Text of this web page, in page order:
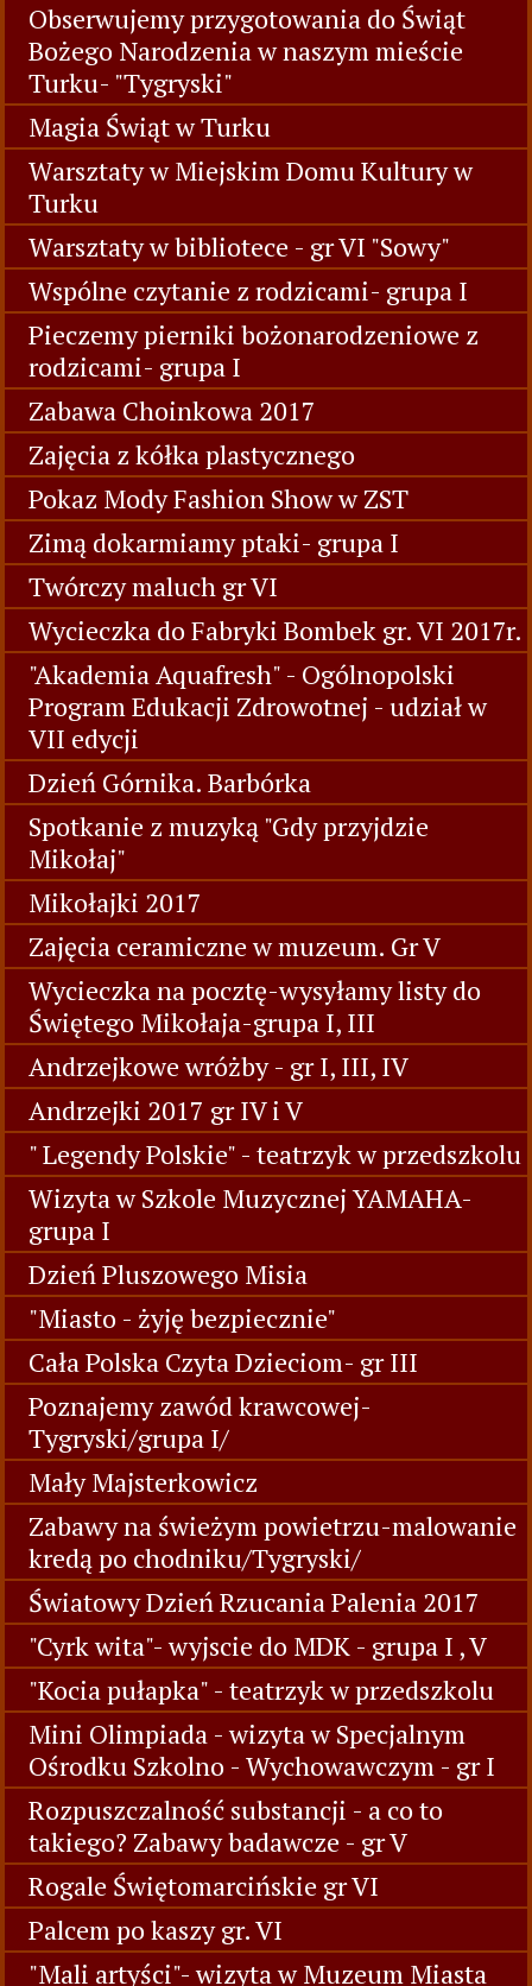
Obserwujemy przygotowania do Świąt
Bożego Narodzenia w naszym mieście
Turku- "Tygryski"
Magia Świąt w Turku
Warsztaty w Miejskim Domu Kultury w
Turku
Warsztaty w bibliotece - gr VI "Sowy"
Wspólne czytanie z rodzicami- grupa I
Pieczemy pierniki bożonarodzeniowe z
rodzicami- grupa I
Zabawa Choinkowa 2017
Zajęcia z kółka plastycznego
Pokaz Mody Fashion Show w ZST
Zimą dokarmiamy ptaki- grupa I
Twórczy maluch gr VI
Wycieczka do Fabryki Bombek gr. VI 2017r.
"Akademia Aquafresh" - Ogólnopolski
Program Edukacji Zdrowotnej - udział w
VII edycji
Dzień Górnika. Barbórka
Spotkanie z muzyką "Gdy przyjdzie
Mikołaj"
Mikołajki 2017
Zajęcia ceramiczne w muzeum. Gr V
Wycieczka na pocztę-wysyłamy listy do
Świętego Mikołaja-grupa I, III
Andrzejkowe wróżby - gr I, III, IV
Andrzejki 2017 gr IV i V
" Legendy Polskie" - teatrzyk w przedszkolu
Wizyta w Szkole Muzycznej YAMAHA-
grupa I
Dzień Pluszowego Misia
"Miasto - żyję bezpiecznie"
Cała Polska Czyta Dzieciom- gr III
Poznajemy zawód krawcowej-
Tygryski/grupa I/
Mały Majsterkowicz
Zabawy na świeżym powietrzu-malowanie
kredą po chodniku/Tygryski/
Światowy Dzień Rzucania Palenia 2017
"Cyrk wita"- wyjscie do MDK - grupa I , V
"Kocia pułapka" - teatrzyk w przedszkolu
Mini Olimpiada - wizyta w Specjalnym
Ośrodku Szkolno - Wychowawczym - gr I
Rozpuszczalność substancji - a co to
takiego? Zabawy badawcze - gr V
Rogale Świętomarcińskie gr VI
Palcem po kaszy gr. VI
"Mali artyści"- wizyta w Muzeum Miasta